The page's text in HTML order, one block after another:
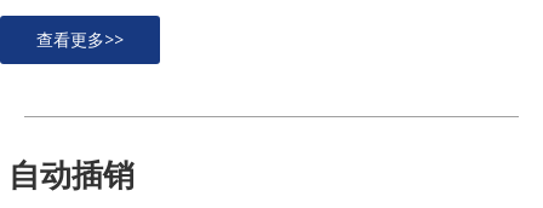
查看更多>>
自动插销